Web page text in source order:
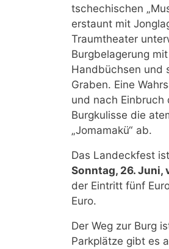
tschechischen
erstaunt mit
Traumtheater
Burgbelagerung
Handbüchsen und
Graben. Eine
und nach Einbruch
Burgkulisse die
„Jomamakü“ ab.
Das Landeckfest
Sonntag, 26. Juni,
der Eintritt fünf
Euro.
Der Weg zur Burg
Parkplätze gibt es